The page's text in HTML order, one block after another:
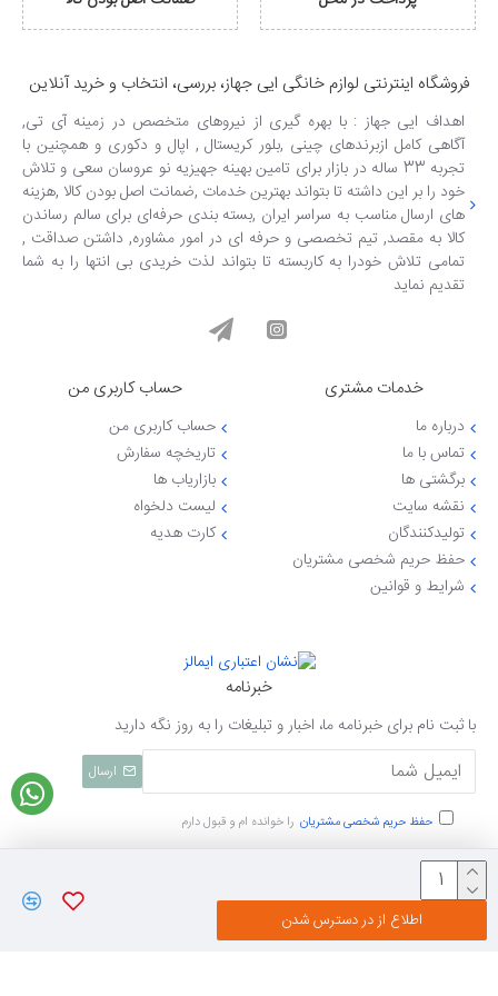
اطلاع از در دسترس شدن
فروشگاه اینترنتی لوازم خانگی ایی جهاز، بررسی، انتخاب و خرید آنلاین
اهداف ایی جهاز : با بهره گیری از نیروهای متخصص در زمینه آی تی,
آگاهی کامل ازبرندهای چینی ,بلور کریستال , اپال و دکوری و همچنین با
تجربه 33 ساله در بازار برای تامین بهینه جهیزیه نو عروسان سعی و تلاش
خود را بر این داشته تا بتواند بهترین خدمات ,ضمانت اصل بودن کالا ,هزینه
های ارسال مناسب به سراسر ایران ,بسته بندی حرفه‌ای برای سالم رساندن
کالا به مقصد, تیم تخصصی و حرفه ای در امور مشاوره, داشتن صداقت ,
تمامی تلاش خودرا به کاربسته تا بتواند لذت خریدی بی انتها را به شما
تقدیم نماید
خدمات مشتری
درباره ما
تماس با ما
برگشتی ها
نقشه سایت
تولیدکنندگان
حفظ حریم شخصی مشتریان
شرایط و قوانین
حساب کاربری من
حساب کاربری من
تاریخچه سفارش
بازاریاب ها
لیست دلخواه
کارت هدیه
خبرنامه
با ثبت نام برای خبرنامه ما، اخبار و تبلیغات را به روز نگه دارید
ارسال
حفظ حریم شخصی مشتریان را خوانده ام و قبول دارم
تمامی حقوق نزد ایی جهاز محفوظ میباشد